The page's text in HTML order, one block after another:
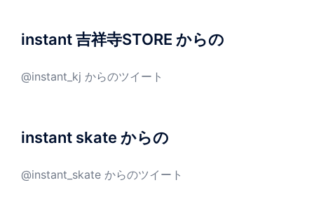
instant 吉祥寺STORE からの
@instant_kj からのツイート
instant skate からの
@instant_skate からのツイート